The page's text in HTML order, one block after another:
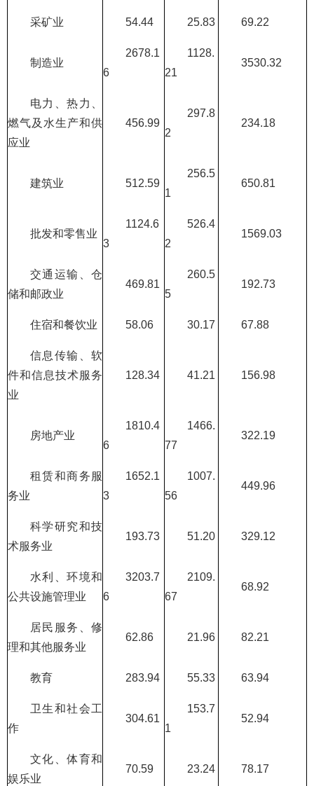
采矿业 54.44 25.83 69.22
制造业
2678.1
6
1128.
21
3530.32
电力、热力、
燃气及水生产和供
应业
456.99
297.8
2
234.18
建筑业 512.59
256.5
1
650.81
批发和零售业
1124.6
3
526.4
2
1569.03
交通运输、仓
储和邮政业
469.81
260.5
5
192.73
住宿和餐饮业 58.06 30.17 67.88
信息传输、软
件和信息技术服务
业
128.34 41.21 156.98
房地产业
1810.4
6
1466.
77
322.19
租赁和商务服
务业
1652.1
3
1007.
56
449.96
科学研究和技
术服务业
193.73 51.20 329.12
水利、环境和
公共设施管理业
3203.7
6
2109.
67
68.92
居民服务、修
理和其他服务业
62.86 21.96 82.21
教育 283.94 55.33 63.94
卫生和社会工
作
304.61
153.7
1
52.94
文化、体育和
娱乐业
70.59 23.24 78.17